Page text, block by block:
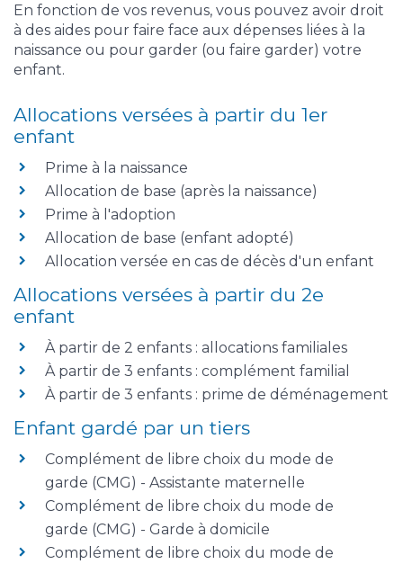
En fonction de vos revenus, vous pouvez avoir droit
à des aides pour faire face aux dépenses liées à la
naissance ou pour garder (ou faire garder) votre
enfant.
Allocations versées à partir du 1er
enfant
Prime à la naissance
Allocation de base (après la naissance)
Prime à l'adoption
Allocation de base (enfant adopté)
Allocation versée en cas de décès d'un enfant
Allocations versées à partir du 2e
enfant
À partir de 2 enfants : allocations familiales
À partir de 3 enfants : complément familial
À partir de 3 enfants : prime de déménagement
Enfant gardé par un tiers
Complément de libre choix du mode de
garde (CMG) - Assistante maternelle
Complément de libre choix du mode de
garde (CMG) - Garde à domicile
Complément de libre choix du mode de